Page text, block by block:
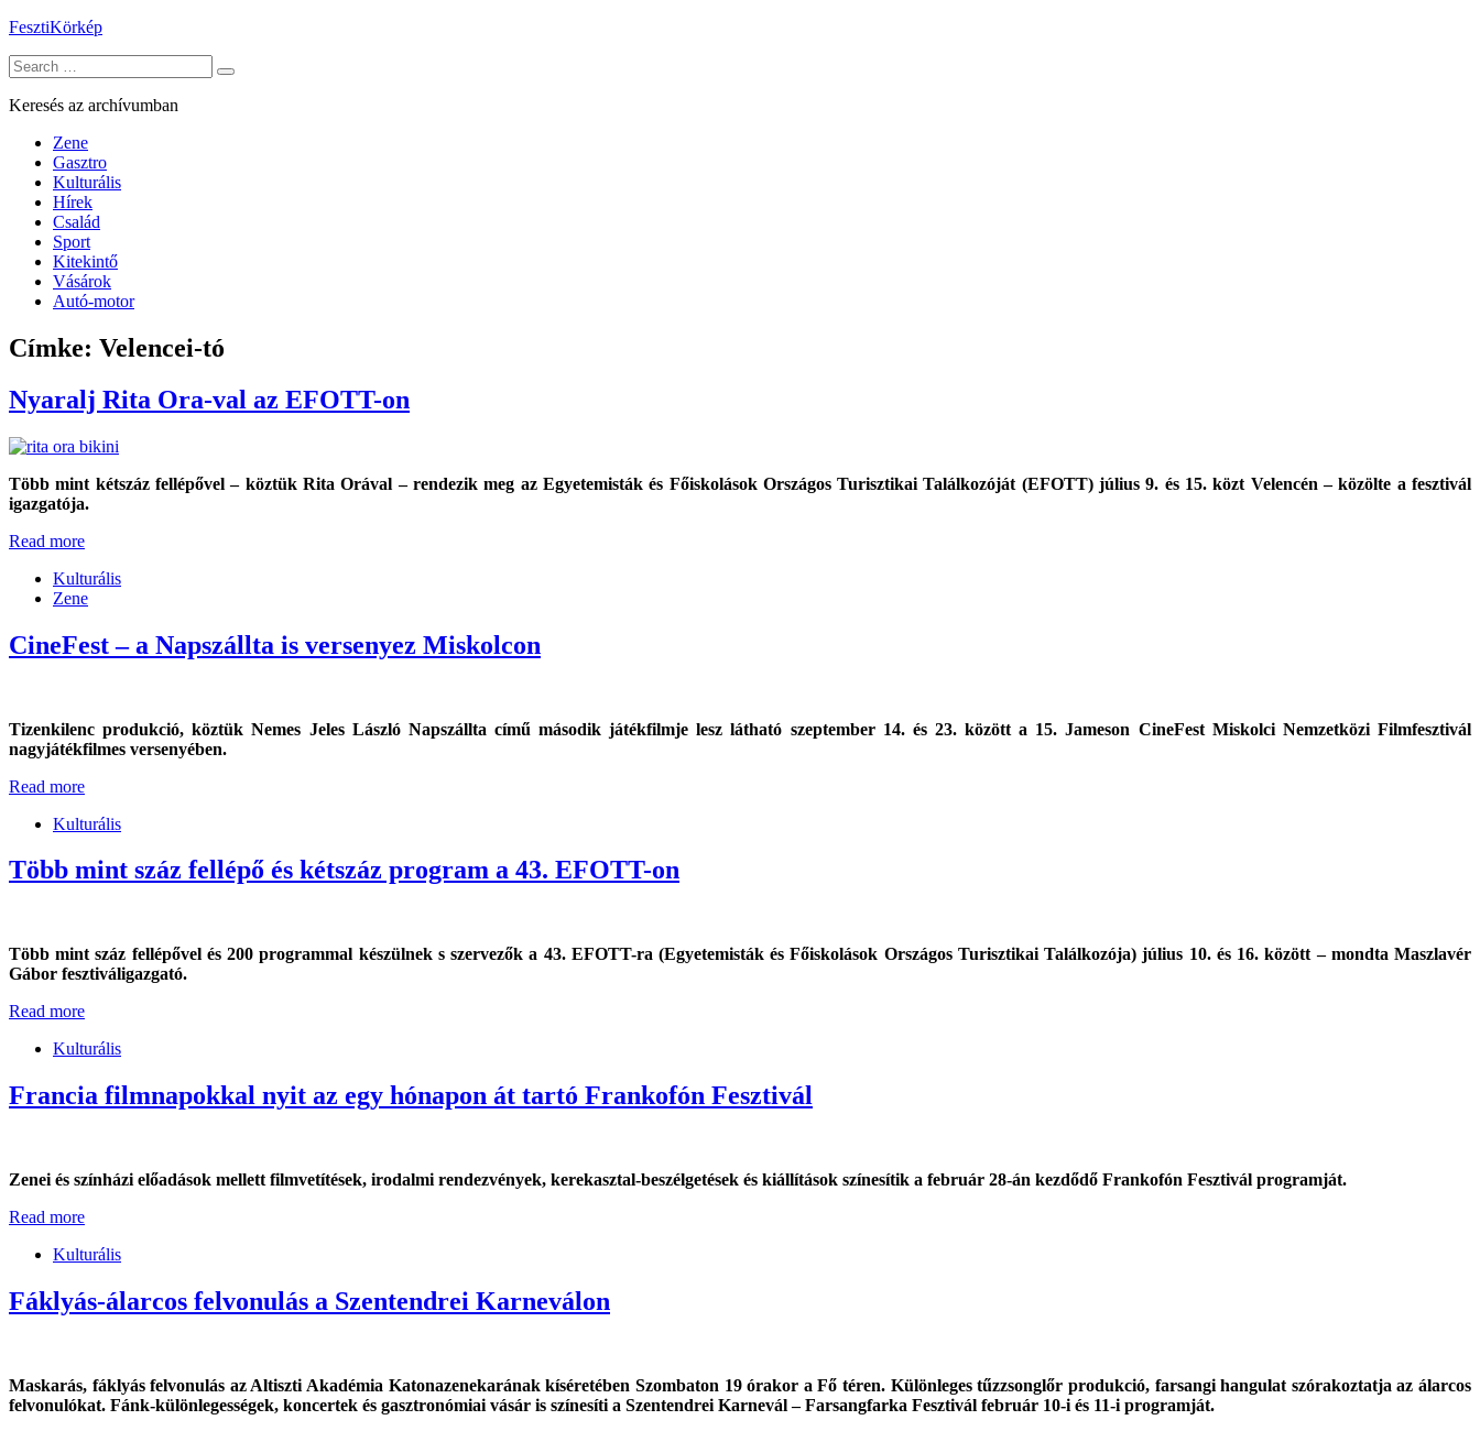
Skip
content
FesztiKörkép
Search
for:
Keresés az archívumban
Zene
Gasztro
Kulturális
Hírek
Család
Sport
Kitekintő
Vásárok
Autó-motor
Címke: Velencei-tó
Nyaralj Rita Ora-val az EFOTT-on
Több mint kétszáz fellépővel – köztük Rita Orával – rendezik meg az Egyetemisták és Főiskolások Országos Turisztikai Találkozóját (EFOTT) július 9. és 15. közt Velencén – közölte a fesztivál
igazgatója.
Read more
Kulturális
Zene
CineFest – a Napszállta is versenyez Miskolcon
Tizenkilenc produkció, köztük Nemes Jeles László Napszállta című második játékfilmje lesz látható szeptember 14. és 23. között a 15. Jameson CineFest Miskolci Nemzetközi Filmfesztivál
nagyjátékfilmes versenyében.
Read more
Kulturális
Több mint száz fellépő és kétszáz program a 43. EFOTT-on
Több mint száz fellépővel és 200 programmal készülnek s szervezők a 43. EFOTT-ra (Egyetemisták és Főiskolások Országos Turisztikai Találkozója) július 10. és 16. között – mondta Maszlavér
Gábor fesztiváligazgató.
Read more
Kulturális
Francia filmnapokkal nyit az egy hónapon át tartó Frankofón Fesztivál
Zenei és színházi előadások mellett filmvetítések, irodalmi rendezvények, kerekasztal-beszélgetések és kiállítások színesítik a február 28-án kezdődő Frankofón Fesztivál programját.
Read more
Kulturális
Fáklyás-álarcos felvonulás a Szentendrei Karneválon
Maskarás, fáklyás felvonulás az Altiszti Akadémia Katonazenekarának kíséretében Szombaton 19 órakor a Fő téren. Különleges tűzzsonglőr produkció, farsangi hangulat szórakoztatja az álarcos
felvonulókat. Fánk-különlegességek, koncertek és gasztronómiai vásár is színesíti a Szentendrei Karnevál – Farsangfarka Fesztivál február 10-i és 11-i programját.